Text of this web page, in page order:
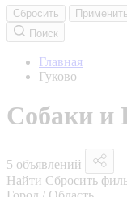
Сбросить
Применить
Поиск
Главная
Гуково
Собаки и
5 объявлений
Найти Сбросить